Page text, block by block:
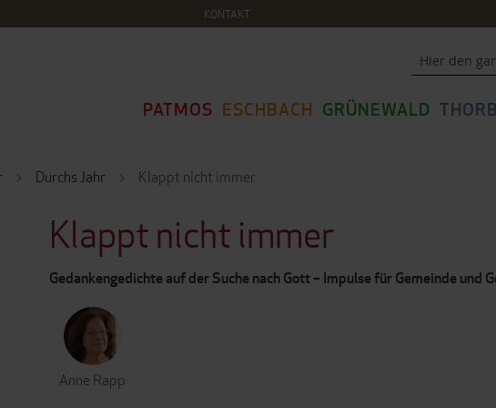
KONTAKT
PATMOS ESCHBACH GRÜNEWALD
Durchs Jahr Klappt nicht immer
Klappt nicht immer
Gedankengedichte auf der Suche nach Gott – Impulse für Gemeinde und
Anne Rapp